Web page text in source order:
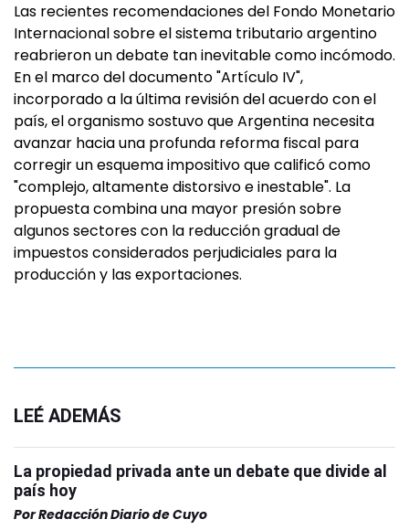
Las recientes recomendaciones del Fondo Monetario
Internacional sobre el sistema tributario argentino
reabrieron un debate tan inevitable como incómodo.
En el marco del documento "Artículo IV",
incorporado a la última revisión del acuerdo con el
país, el organismo sostuvo que Argentina necesita
avanzar hacia una profunda reforma fiscal para
corregir un esquema impositivo que calificó como
"complejo, altamente distorsivo e inestable". La
propuesta combina una mayor presión sobre
algunos sectores con la reducción gradual de
impuestos considerados perjudiciales para la
producción y las exportaciones.
LEÉ ADEMÁS
La propiedad privada ante un debate que divide al
país hoy
PorRedacción Diario de Cuyo